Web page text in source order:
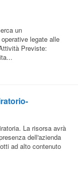
un
legate alle
Previste:
La risorsa avrà
dell'azienda
ad alto contenuto